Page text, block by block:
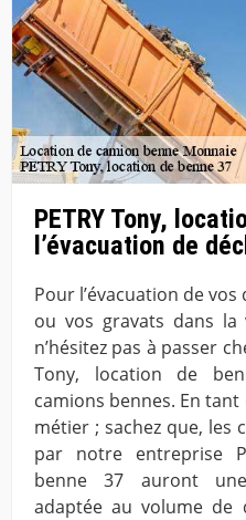
PETRY Tony,
l’évacuation de
Pour l’évacuation de
ou vos gravats dans la
n’hésitez pas à passer
Tony, location de
camions bennes. En
métier ; sachez que, les
par notre entreprise
benne 37 auront
adaptée au volume